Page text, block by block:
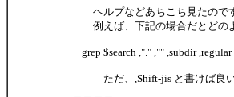
ヘルプなどあちこち見たのです
例えば、下記の場合だとどの
grep $search ,"." ,"" ,subdir
ただ、,Shift-jis と書けば良い